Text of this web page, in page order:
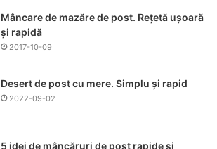
Mâncare de mazăre de post. Rețetă ușoară
și rapidă
2017-10-09
Desert de post cu mere. Simplu și rapid
2022-09-02
5 idei de mâncăruri de post rapide și